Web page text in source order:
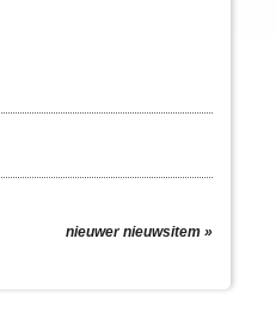
nieuwer nieuwsitem »